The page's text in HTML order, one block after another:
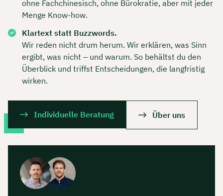
ohne Fachchinesisch, ohne Bürokratie, aber mit jeder
Menge Know-how.
Klartext statt Buzzwords.
Wir reden nicht drum herum. Wir erklären, was Sinn
ergibt, was nicht – und warum. So behältst du den
Überblick und triffst Entscheidungen, die langfristig
wirken.
Individuelle Beratung Über uns